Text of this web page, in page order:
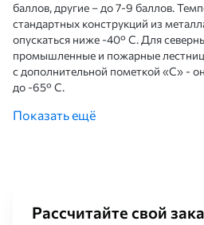
баллов, другие – до 7-9 баллов.
стандартных конструкций из
опускаться ниже -40° C. Для
промышленные и пожарные
с дополнительной пометкой «С» -
до -65° C.
Размеры и технические
площадками, ограждениями.
Показать ещё
Рассчитайте свой